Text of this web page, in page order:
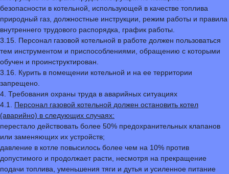
безопасности в котельной, использующей в качестве топлива
природный газ, должностные инструкции, режим работы и правила
внутреннего трудового распорядка, график работы.
3.15. Персонал газовой котельной в работе должен пользоваться
тем инструментом и приспособлениями, обращению с которыми
обучен и проинструктирован.
3.16. Курить в помещении котельной и на ее территории
запрещено.
4. Требования охраны труда в аварийных ситуациях
4.1. Персонал газовой котельной должен остановить котел
(аварийно) в следующих случаях:
перестало действовать более 50% предохранительных клапанов
или заменяющих их устройств;
давление в котле повысилось более чем на 10% против
допустимого и продолжает расти, несмотря на прекращение
подачи топлива, уменьшения тяги и дутья и усиленное питание